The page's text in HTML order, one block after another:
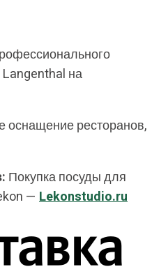
на
оснащение ресторанов,
Покупка посуды для
— Lekonstudio.ru